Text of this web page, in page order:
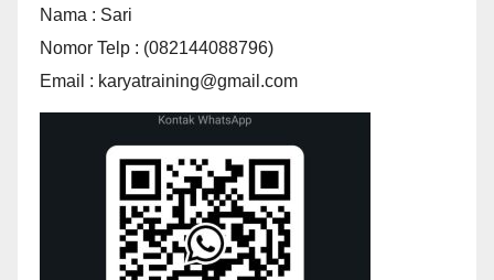
Nama : Sari
Nomor Telp : (082144088796)
Email : karyatraining@gmail.com